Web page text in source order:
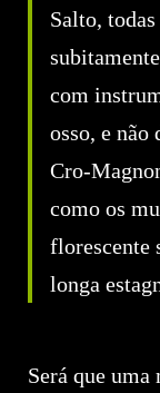
Salto, todas
com
osso, e não
Cro-
como os
florescente
longa
Será que